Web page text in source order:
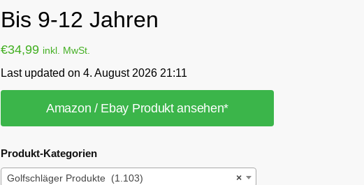
Bis 9-12 Jahren
€34,99 inkl. MwSt.
Last updated on 4. August 2026 21:11
Amazon / Ebay Produkt ansehen*
Produkt-Kategorien
×
Golfschläger Produkte (1.103)